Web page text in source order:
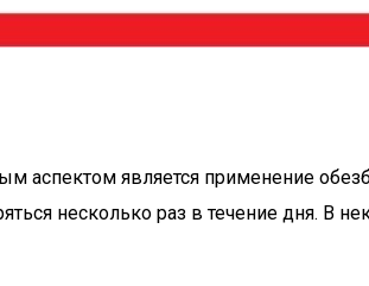
аспектом является применение
несколько раз в течение дня. В